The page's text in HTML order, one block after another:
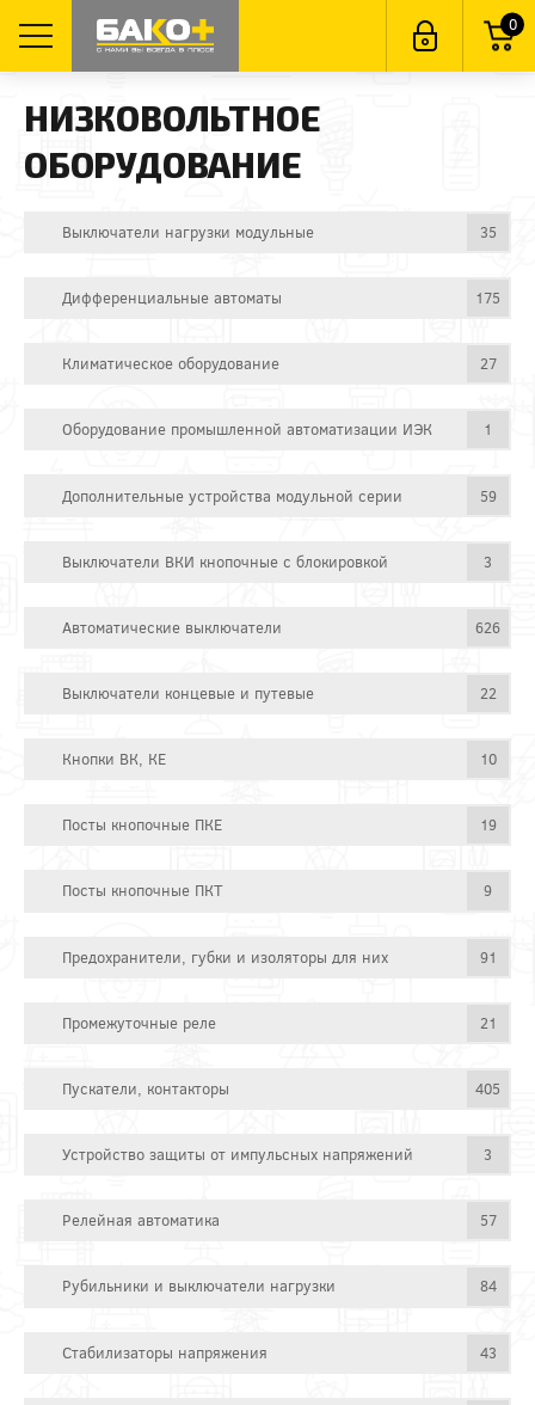
0
НИЗКОВОЛЬТНОЕ
ОБОРУДОВАНИЕ
Выключатели нагрузки модульные 35
Дифференциальные автоматы 175
Климатическое оборудование 27
Оборудование промышленной автоматизации ИЭК 1
Дополнительные устройства модульной серии 59
Выключатели ВКИ кнопочные с блокировкой 3
Автоматические выключатели 626
Выключатели концевые и путевые 22
Кнопки ВК, КЕ 10
Посты кнопочные ПКЕ 19
Посты кнопочные ПКТ 9
Предохранители, губки и изоляторы для них 91
Промежуточные реле 21
Пускатели, контакторы 405
Устройство защиты от импульсных напряжений 3
Релейная автоматика 57
Рубильники и выключатели нагрузки 84
Стабилизаторы напряжения 43